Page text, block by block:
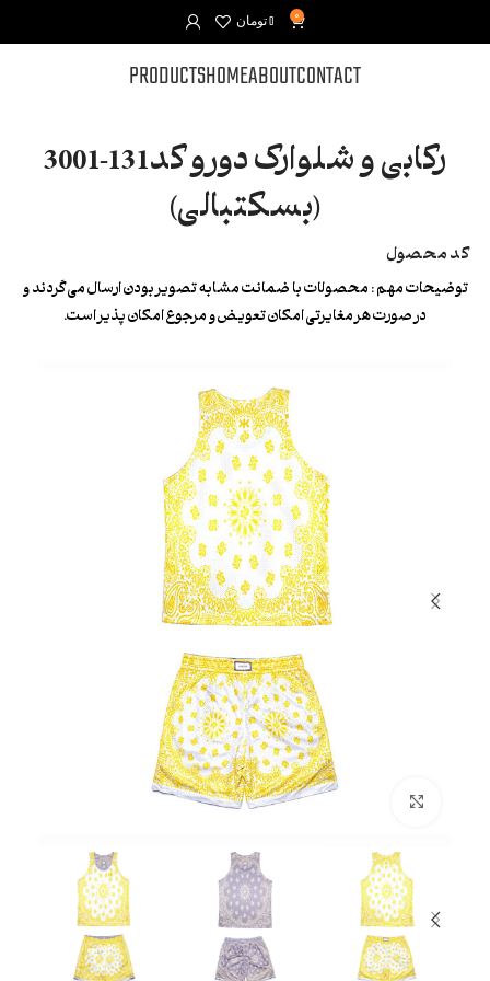
0
0 تومان
CONTACT
ABOUT
HOME
PRODUCTS
رکابی و شلوارک دورو کد131-3001
(بسکتبالی)
کد محصول
توضیحات مهم :محصولات با ضمانت مشابه تصویر بودن ارسال می گردند و
در صورت هر مغایرتی امکان تعویض و مرجوع امکان پذیر است.
بزرگنمایی تصویر